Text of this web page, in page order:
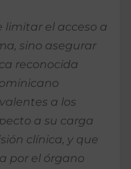
limitar el acceso a
sino asegurar
reconocida
a los
a su carga
clínica, y que
por el órgano